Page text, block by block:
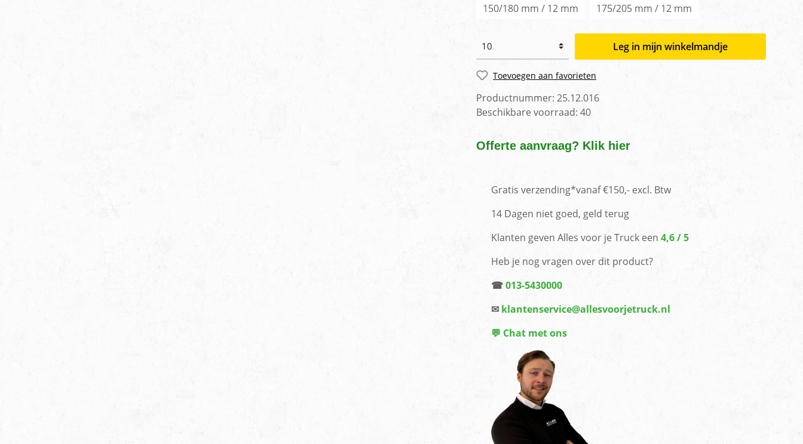
150/180 mm / 12 mm
175/205 mm / 12 mm
Leg in mijn winkelmandje
Toevoegen aan favorieten
Productnummer: 25.12.016
Beschikbare voorraad: 40
Offerte aanvraag? Klik hier
Gratis verzending*vanaf €150,- excl. Btw
14 Dagen niet goed, geld terug
Klanten geven Alles voor je Truck een 4,6 / 5
Heb je nog vragen over dit product?
☎013-5430000
✉ klantenservice@allesvoorjetruck.nl
💬 Chat met ons